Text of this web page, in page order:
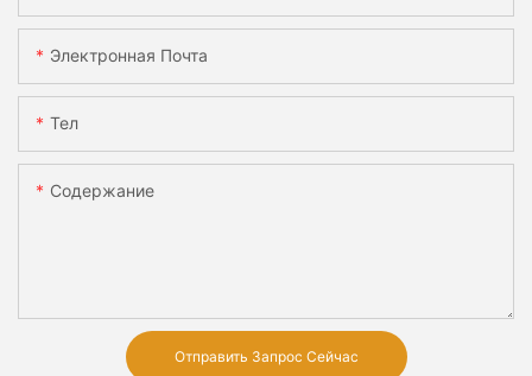
Электронная Почта
Тел
Содержание
Отправить Запрос Сейчас